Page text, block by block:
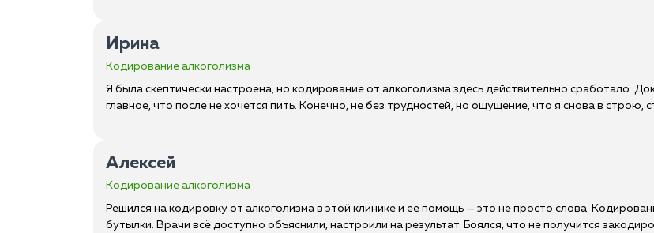
Ирина
Кодирование алкоголизма
Я была скептически настроена, но кодирование от алкоголизма здесь действительно сработало.
главное, что после не хочется пить. Конечно, не без трудностей, но ощущение, что я снова в
Алексей
Кодирование алкоголизма
Решился на кодировку от алкоголизма в этой клинике и ее помощь — это не просто слова.
бутылки. Врачи всё доступно объяснили, настроили на результат. Боялся, что не получится